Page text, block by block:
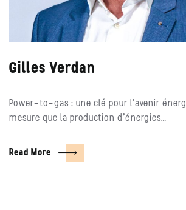
Gilles Verdan
Power-to-gas : une clé pour l’avenir
mesure que la production d’énergies…
Read More